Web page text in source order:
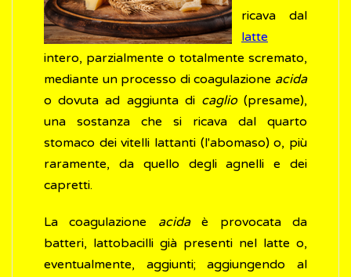
ricava dal
latte
intero, parzialmente o totalmente scremato,
mediante un processo di coagulazione acida
o dovuta ad aggiunta di caglio(presame),
una sostanza che si ricava dal quarto
stomaco dei vitelli lattanti (l'abomaso) o, più
raramente, da quello degli agnelli e dei
capretti.
La coagulazione acidaè provocata da
batteri, lattobacilli già presenti nel latte o,
eventualmente, aggiunti; aggiungendo al